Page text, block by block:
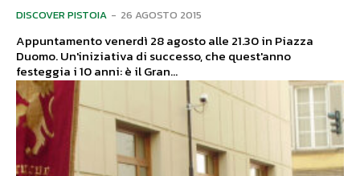
DISCOVER PISTOIA - 26 AGOSTO 2015
Appuntamento venerdì 28 agosto alle 21.30 in Piazza
Duomo. Un'iniziativa di successo, che quest'anno
festeggia i 10 anni: è il Gran...